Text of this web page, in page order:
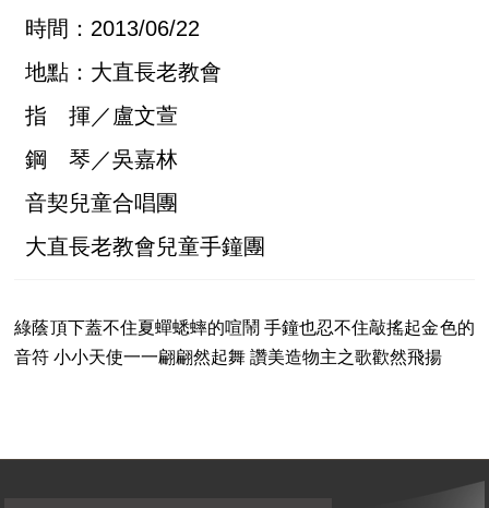
時間：2013/06/22
地點：大直長老教會
指 揮／盧文萱
鋼 琴／吳嘉林
音契兒童合唱團
大直長老教會兒童手鐘團
綠蔭頂下蓋不住夏蟬蟋蟀的喧鬧 手鐘也忍不住敲搖起金色的
音符 小小天使一一翩翩然起舞 讚美造物主之歌歡然飛揚